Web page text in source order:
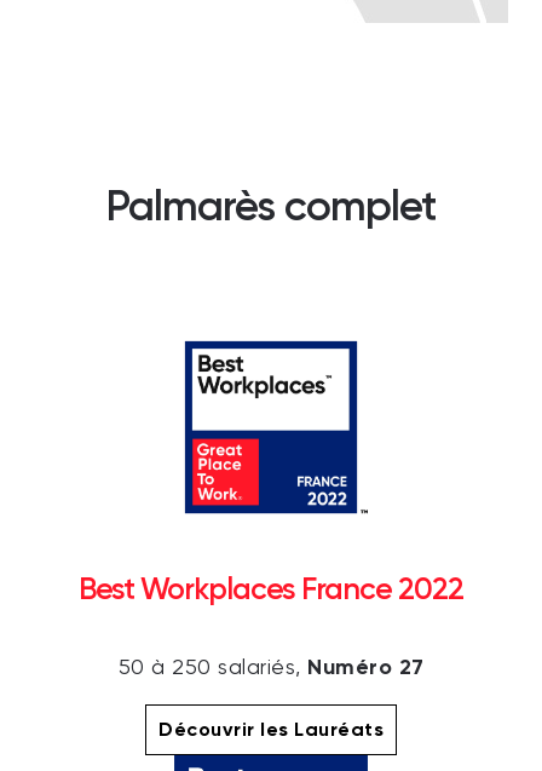
Palmarès complet
Best Workplaces France 2022
50 à 250 salariés, Numéro 27
Découvrir les Lauréats